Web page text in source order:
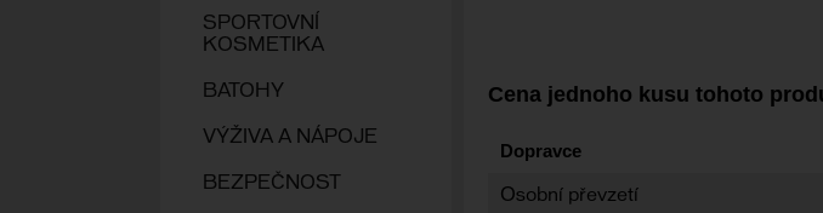
SPORTOVNÍ
KOSMETIKA
BATOHY
VÝŽIVA A NÁPOJE
BEZPEČNOST
Cena jednoho kusu tohoto
Dopravce
Osobní převzetí